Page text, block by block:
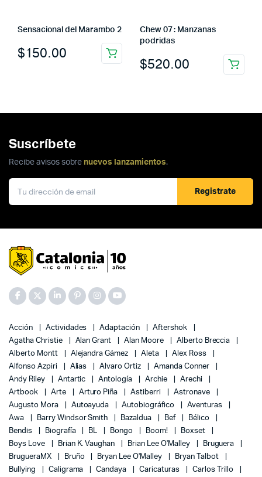
Sensacional del Marambo 2
$150.00
Chew 07 : Manzanas
podridas
$520.00
Suscríbete
Recibe avisos sobre nuevos lanzamientos.
Registrate
Acción Actividades Adaptación
Aftershok
Agatha Christie
Alan Grant Alan Moore
Alberto Breccia
Alberto Montt
Alejandra Gámez Aleta
Alex Ross
Alfonso Azpiri
Alias Alvaro Ortiz
Amanda Conner
Andy Riley
Antartic Antología Archie
Arechi
Artbook
Arte Arturo Piña Astiberri
Astronave
Augusto Mora
Autoayuda Autobiográfico
Aventuras
Awa
Barry Windsor Smith Bazaldua Bef
Bélico
Bendis
Biografía BL Bongo Boom!
Boxset
Boys Love
Brian K. Vaughan Brian Lee O'Malley
Bruguera
BrugueraMX
Bruño Bryan Lee O'Malley
Bryan Talbot
Bullying
Caligrama Candaya Caricaturas
Carlos Trillo